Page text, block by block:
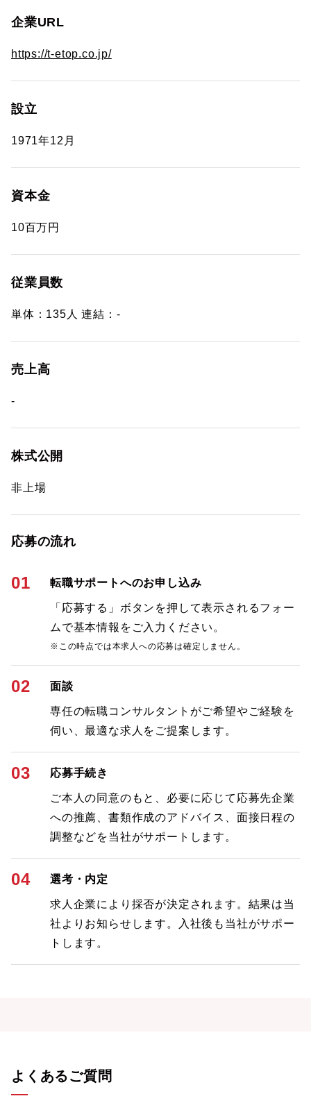
企業URL
https://t-etop.co.jp/
設立
1971年12月
資本金
10百万円
従業員数
単体：135人 連結：-
売上高
-
株式公開
非上場
応募の流れ
01 転職サポートへのお申し込み
「応募する」ボタンを押して表示されるフォー
ムで基本情報をご入力ください。
※この時点では本求人への応募は確定しません。
02 面談
専任の転職コンサルタントがご希望やご経験を
伺い、最適な求人をご提案します。
03 応募手続き
ご本人の同意のもと、必要に応じて応募先企業
への推薦、書類作成のアドバイス、面接日程の
調整などを当社がサポートします。
04 選考・内定
求人企業により採否が決定されます。結果は当
社よりお知らせします。入社後も当社がサポー
トします。
よくあるご質問